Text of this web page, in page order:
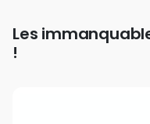
Les
!